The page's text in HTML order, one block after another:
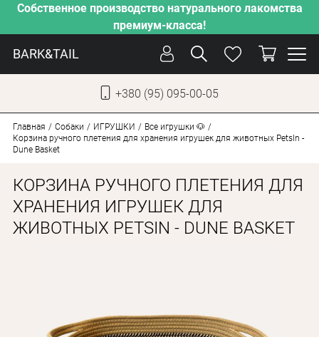
Собственное производство натурального лакомства
премиум-класса!
BARK&TAIL
+380 (95) 095-00-05
ЗАБОТА
ОТ ЖАРЫ
НАШЕ ПРОИЗВОДСТВО
Главная Собаки ИГРУШКИ
Все игрушки 🐶
Корзина ручного плетения для хранения игрушек для животных PetsIn -
Dune Basket
КОРЗИНА РУЧНОГО ПЛЕТЕНИЯ ДЛЯ
ХРАНЕНИЯ ИГРУШЕК ДЛЯ
ЖИВОТНЫХ PETSIN - DUNE BASKET